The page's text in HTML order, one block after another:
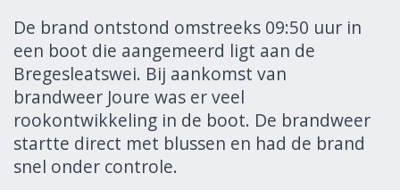
De brand ontstond omstreeks 09:50 uur in
een boot die aangemeerd ligt aan de
Bregesleatswei. Bij aankomst van
brandweer Joure was er veel
rookontwikkeling in de boot. De brandweer
startte direct met blussen en had de brand
snel onder controle.